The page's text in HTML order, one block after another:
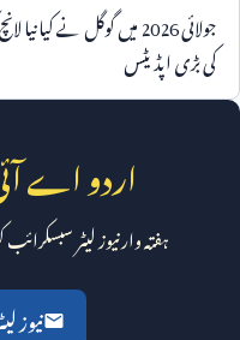
جولائی2026میں گوگل نے کیا نیا
کی بڑی اپڈیٹس
اردو اے
ہفتہ وار نیوز لیٹر
نیوز